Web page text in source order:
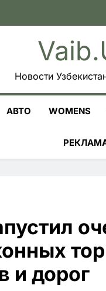
Новости
АВТО WOMENS
и дорог